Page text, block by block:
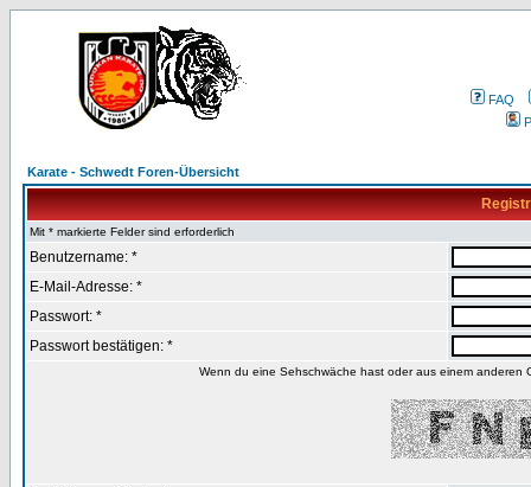
FAQ
Karate - Schwedt Foren-Übersicht
Mit * markierte Felder sind erforderlich
Benutzername: *
E-Mail-Adresse: *
Passwort: *
Passwort bestätigen: *
Wenn du eine Sehschwäche hast oder aus einem